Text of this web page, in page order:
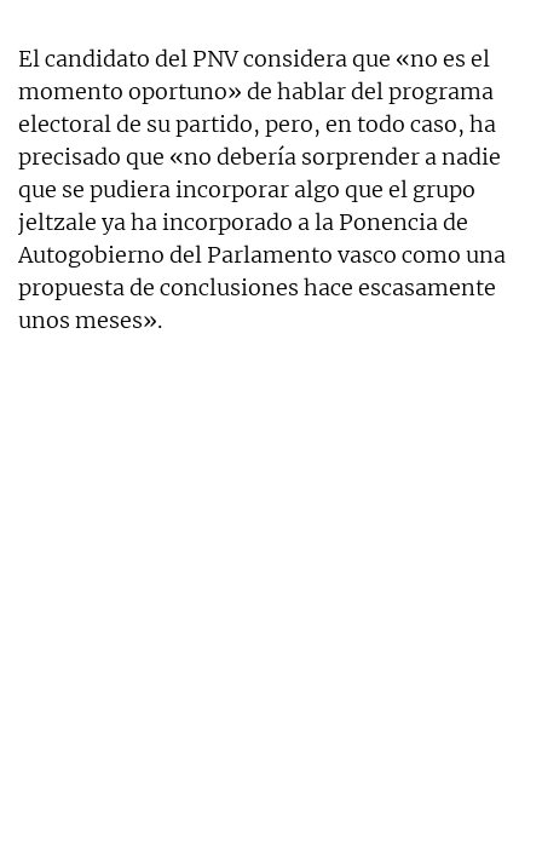
El candidato del PNV considera que «no es el
momento oportuno» de hablar del programa
electoral de su partido, pero, en todo caso, ha
precisado que «no debería sorprender a nadie
que se pudiera incorporar algo que el grupo
jeltzale ya ha incorporado a la Ponencia de
Autogobierno del Parlamento vasco como una
propuesta de conclusiones hace escasamente
unos meses».